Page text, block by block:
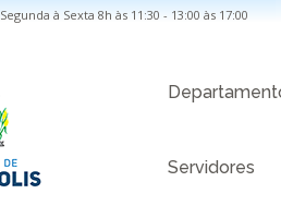
Segunda à Sexta 8h às 11:30 - 13:00 às 17:00
Servidores